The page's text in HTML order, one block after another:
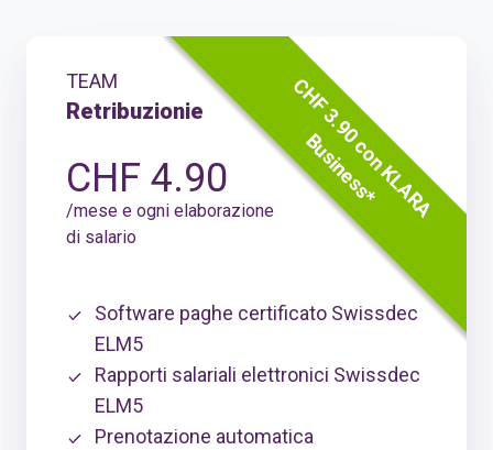
C
H
F
3
.
9
0
c
o
n
K
L
A
R
A
B
u
s
i
n
e
s
s
*
TEAM
Retribuzionie
CHF 4.90
/mese e ogni elaborazione
di salario
Software paghe certificato Swissdec
ELM5
Rapporti salariali elettronici Swissdec
ELM5
Prenotazione automatica